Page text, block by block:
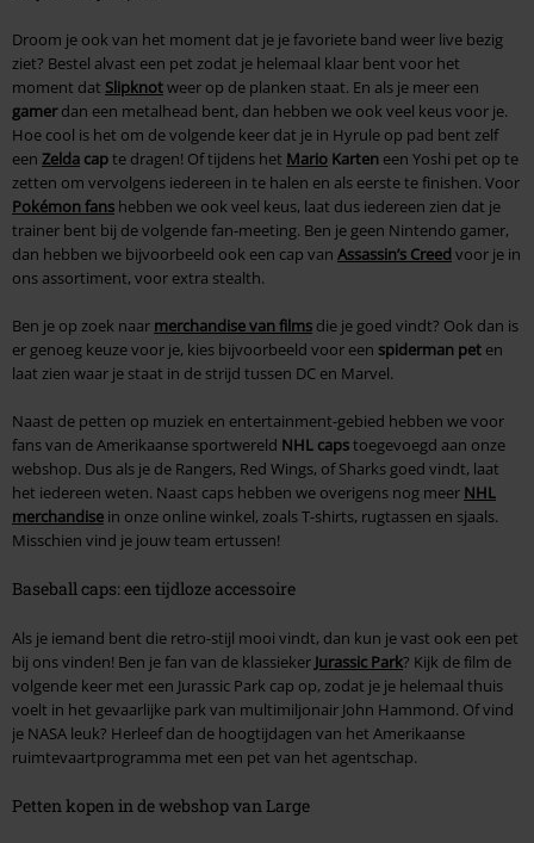
Droom je ook van het moment dat je je favoriete band weer live bezig
ziet? Bestel alvast een pet zodat je helemaal klaar bent voor het
moment dat Slipknotweer op de planken staat. En als je meer een
gamerdan een metalhead bent, dan hebben we ook veel keus voor je.
Hoe cool is het om de volgende keer dat je in Hyrule op pad bent zelf
een Zelda capte dragen! Of tijdens het Mario Karten een Yoshi pet op te
zetten om vervolgens iedereen in te halen en als eerste te finishen. Voor
Pokémon fans hebben we ook veel keus, laat dus iedereen zien dat je
trainer bent bij de volgende fan-meeting. Ben je geen Nintendo gamer,
dan hebben we bijvoorbeeld ook een cap van Assassin’s Creedvoor je in
ons assortiment, voor extra stealth.
Ben je op zoek naar merchandise van films die je goed vindt? Ook dan is
er genoeg keuze voor je, kies bijvoorbeeld voor een spiderman pet en
laat zien waar je staat in de strijd tussen DC en Marvel.
Naast de petten op muziek en entertainment-gebied hebben we voor
fans van de Amerikaanse sportwereld NHL capstoegevoegd aan onze
webshop. Dus als je de Rangers, Red Wings, of Sharks goed vindt, laat
het iedereen weten. Naast caps hebben we overigens nog meer NHL
merchandise in onze online winkel, zoals T-shirts, rugtassen en sjaals.
Misschien vind je jouw team ertussen!
Baseball caps: een tijdloze accessoire
Als je iemand bent die retro-stijl mooi vindt, dan kun je vast ook een pet
bij ons vinden! Ben je fan van de klassieker Jurassic Park? Kijk de film de
volgende keer met een Jurassic Park cap op, zodat je je helemaal thuis
voelt in het gevaarlijke park van multimiljonair John Hammond. Of vind
je NASA leuk? Herleef dan de hoogtijdagen van het Amerikaanse
ruimtevaartprogramma met een pet van het agentschap.
Petten kopen in de webshop van Large